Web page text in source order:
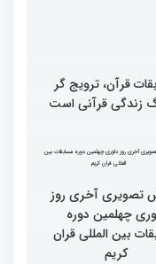
قرآن، ترویج گر
زندگی قرآنی است
تصویری آخری روز
چهلمین دوره
بین المللی قران
کریم